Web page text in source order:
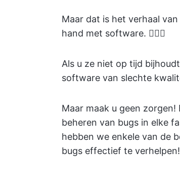
Maar dat is het verhaal
hand met software. 🤷🏽‍♀️
Als u ze niet op tijd
software van slechte
Maar maak u geen
beheren van bugs in elke
hebben we enkele van de
bugs effectief te verhelpen!